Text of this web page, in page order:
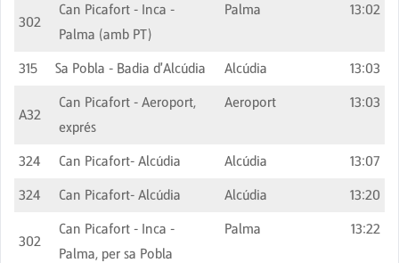
302
Can Picafort - Inca -
Palma (amb PT)
Palma 13:02
315 Sa Pobla - Badia d'Alcúdia Alcúdia 13:03
A32
Can Picafort - Aeroport,
exprés
Aeroport 13:03
324 Can Picafort- Alcúdia Alcúdia
13:07
324
Can Picafort- Alcúdia Alcúdia 13:20
302
Can Picafort - Inca -
Palma, per sa Pobla
Palma 13:22